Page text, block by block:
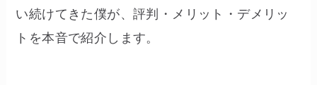
い続けてきた僕が、評判・メリット・デメリッ
トを本音で紹介します。